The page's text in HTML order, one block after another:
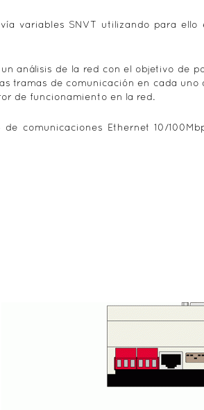
variables SNVT utilizando para
análisis de la red con el objetivo de
tramas de comunicación en cada
de funcionamiento en la red.
comunicaciones Ethernet 10/